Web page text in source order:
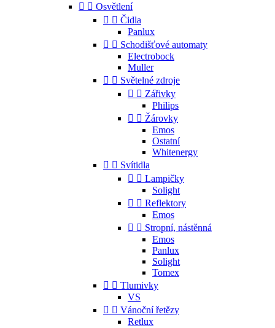
  Osvětlení
  Čidla
Panlux
  Schodišťové automaty
Electrobock
Muller
  Světelné zdroje
  Zářivky
Philips
  Žárovky
Emos
Ostatní
Whitenergy
  Svítidla
  Lampičky
Solight
  Reflektory
Emos
  Stropní, nástěnná
Emos
Panlux
Solight
Tomex
  Tlumivky
VS
  Vánoční řetězy
Retlux